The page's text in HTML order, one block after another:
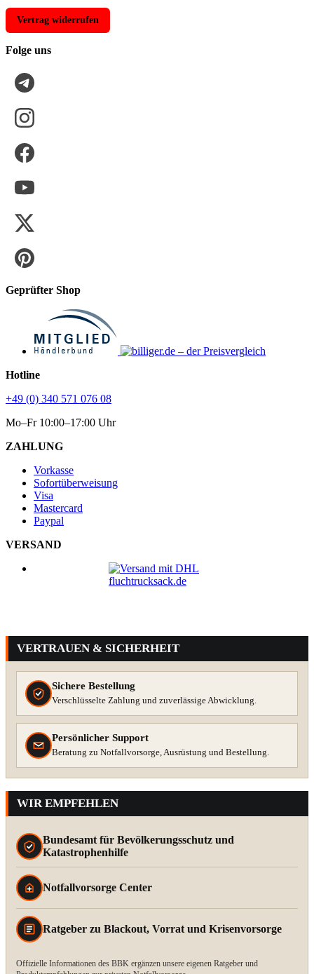
Vertrag widerrufen
Folge uns
Geprüfter Shop
Hotline
+49 (0) 340 571 076 08
Mo–Fr 10:00–17:00 Uhr
ZAHLUNG
Vorkasse
Sofortüberweisung
Visa
Mastercard
Paypal
VERSAND
VERTRAUEN & SICHERHEIT
Sichere Bestellung
Verschlüsselte Zahlung und zuverlässige Abwicklung.
Persönlicher Support
Beratung zu Notfallvorsorge, Ausrüstung und Bestellung.
WIR EMPFEHLEN
Bundesamt für Bevölkerungsschutz und
Katastrophenhilfe
Notfallvorsorge Center
Ratgeber zu Blackout, Vorrat und Krisenvorsorge
Offizielle Informationen des BBK ergänzen unsere eigenen Ratgeber und